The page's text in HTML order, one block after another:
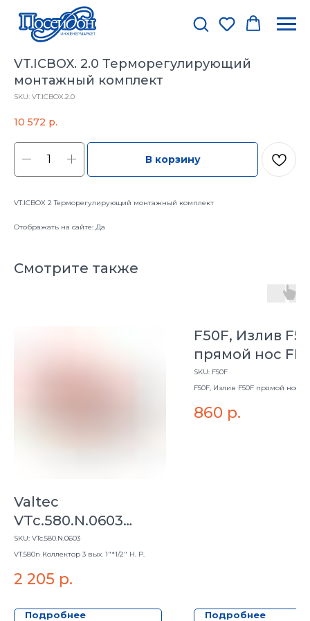
VT.ICBOX. 2.0 Терморегулирующий
монтажный комплект
SKU: VT.ICBOX.2.0
10 572 р.
В корзину
VT.ICBOX 2 Терморегулирующий монтажный комплект
Отображать на сайте: Да
Смотрите также
Valtec
VTc.580.N.0603
Коллектор 3 вых.
1"*1/2" Н. Р.
SKU: VTc.580.N.0603
VT.580n Коллектор 3 вых. 1"*1/2" Н. Р.
2 205 р.
Подробнее
F50F, Излив
прямой нос
SKU: F50F
F50F, Излив F50F прямой нос
860 р.
Подробнее